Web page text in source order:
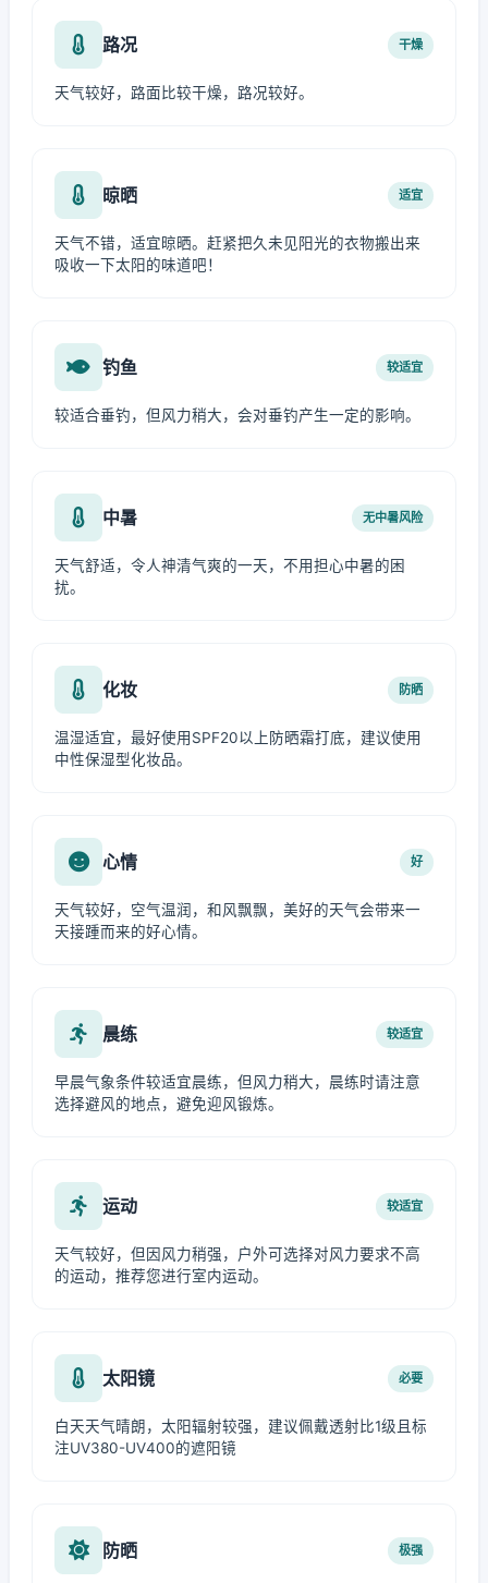
路况 干燥
天气较好，路面比较干燥，路况较好。
晾晒 适宜
天气不错，适宜晾晒。赶紧把久未见阳光的衣物搬出来
吸收一下太阳的味道吧！
钓鱼 较适宜
较适合垂钓，但风力稍大，会对垂钓产生一定的影响。
中暑 无中暑风险
天气舒适，令人神清气爽的一天，不用担心中暑的困
扰。
化妆 防晒
温湿适宜，最好使用SPF20以上防晒霜打底，建议使用
中性保湿型化妆品。
心情 好
天气较好，空气温润，和风飘飘，美好的天气会带来一
天接踵而来的好心情。
晨练 较适宜
早晨气象条件较适宜晨练，但风力稍大，晨练时请注意
选择避风的地点，避免迎风锻炼。
运动 较适宜
天气较好，但因风力稍强，户外可选择对风力要求不高
的运动，推荐您进行室内运动。
太阳镜 必要
白天天气晴朗，太阳辐射较强，建议佩戴透射比1级且标
注UV380-UV400的遮阳镜
防晒 极强